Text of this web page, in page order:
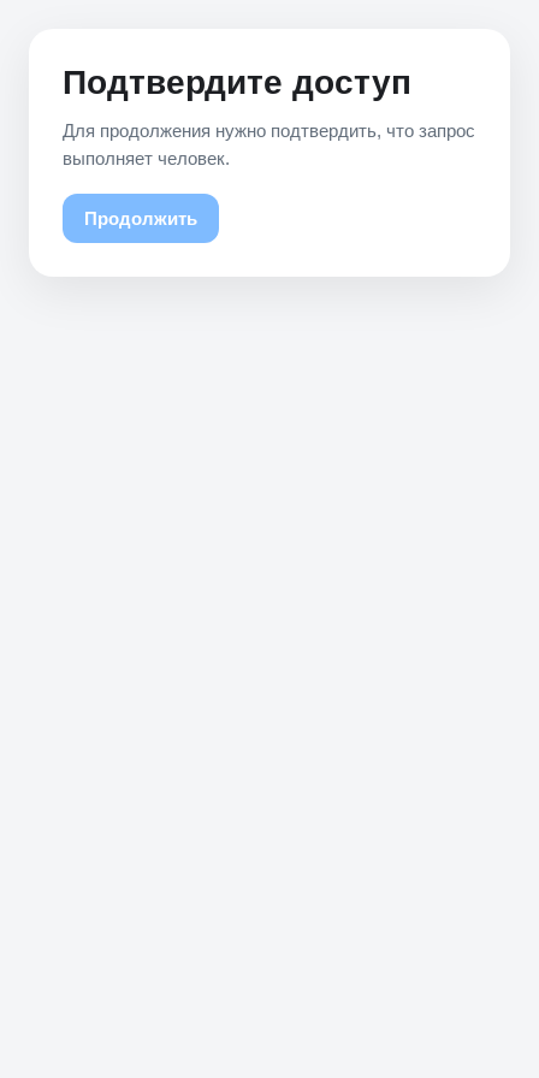
Подтвердите доступ
Для продолжения нужно подтвердить, что запрос
выполняет человек.
Продолжить